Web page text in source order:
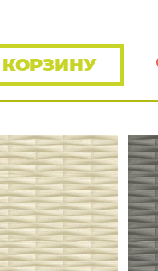
ВСЕ ОБОИ
КОРЗИНУ